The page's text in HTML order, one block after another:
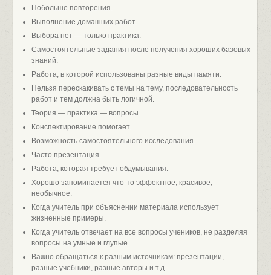
Побольше повторения.
Выполнение домашних работ.
Выбора нет — только практика.
Самостоятельные задания после получения хороших базовых
знаний.
Работа, в которой использованы разные виды памяти.
Нельзя перескакивать с темы на тему, последовательность
работ и тем должна быть логичной.
Теория — практика — вопросы.
Конспектирование помогает.
Возможность самостоятельного исследования.
Часто презентация.
Работа, которая требует обдумывания.
Хорошо запоминается что-то эффектное, красивое,
необычное.
Когда учитель при объяснении материала использует
жизненные примеры.
Когда учитель отвечает на все вопросы учеников, не разделяя
вопросы на умные и глупые.
Важно обращаться к разным источникам: презентации,
разные учебники, разные авторы и т.д.